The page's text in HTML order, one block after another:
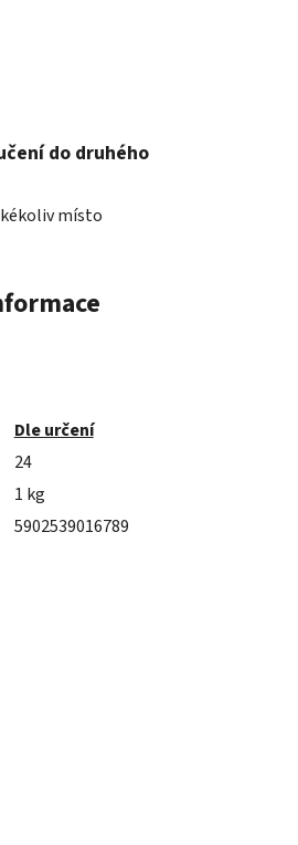
do druhého
místo
Dle určení
24
1 kg
5902539016789